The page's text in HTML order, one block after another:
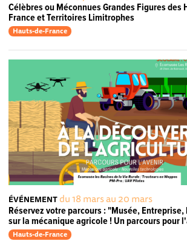
Célèbres ou Méconnues Grandes Figures des
France et Territoires Limitrophes
Hauts-de-France
ÉVÉNEMENTdu 18 mars au 20 mars
Réservez votre parcours : "Musée,
sur la mécanique agricole ! Un parcours pour
Hauts-de-France